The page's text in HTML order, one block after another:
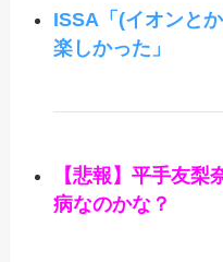
ISSA「(イオンと
楽しかった」
【悲報】平手友梨
病なのかな？